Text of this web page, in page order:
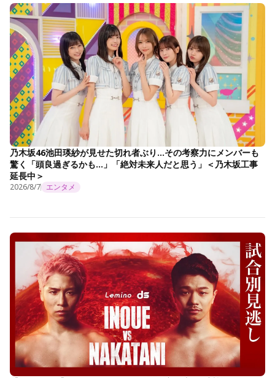
乃木坂46池田瑛紗が見せた切れ者ぶり…その考察力にメンバーも
驚く「頭良過ぎるかも…」「絶対未来人だと思う」＜乃木坂工事
延長中＞
2026/8/7 エンタメ